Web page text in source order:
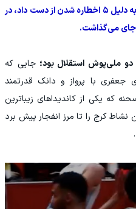
جالب اینجاست که او دقایقی از بازی را به دلیل ۵ اخطاره شدن از دست داد، در
جای می‌گذاشت.
دو ملی‌پوش استقلال بود؛جایی که
با پرواز و دانک قدرتمند
که یکی از کاندیداهای زیباترین
کرج را تا مرز انفجار پیش برد